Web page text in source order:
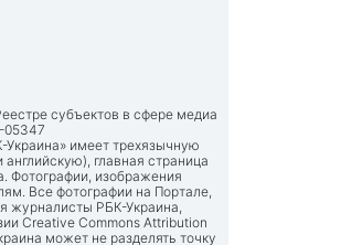
субъектов в сфере медиа
имеет трехязычную
главная страница
. Фотографии, изображения
Все фотографии на Портале,
журналисты РБК-Украина,
Creative Commons Attribution
может не разделять точку